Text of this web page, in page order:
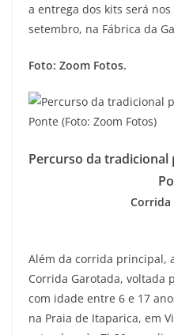
a entrega dos kits será nos
setembro, na Fábrica da
Foto: Zoom Fotos.
Percurso da tradicional
Corrida
Além da corrida principal,
Corrida Garotada, voltada
com idade entre 6 e 17
na Praia de Itaparica, em